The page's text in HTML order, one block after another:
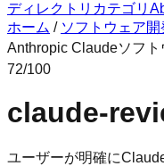
ディレクトリ カテゴリ
ホーム / ソフトウェア開
Anthropic Claudeソフ
72/100
claude-
ユーザーが明確に